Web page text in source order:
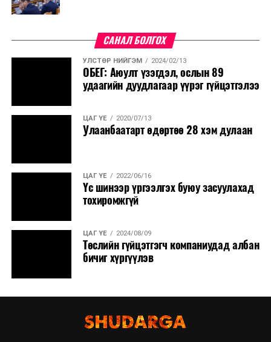
САНАЛ БОЛГОХ
УЛСТӨР НИЙГЭМ 2024/02/13
ОБЕГ: Аюулт үзэгдэл, ослын 89
удаагийн дуудлагаар үүрэг гүйцэтгэлээ
ЦАГ ҮЕ 2020/07/13
Улаанбаатарт өдөртөө 28 хэм дулаан
ЦАГ ҮЕ 2022/06/16
Үс шинээр үргээлгэх буюу засуулахад
тохиромжгүй
ЦАГ ҮЕ 2024/08/09
Төслийн гүйцэтгэгч компаниудад албан
бичиг хүргүүлэв